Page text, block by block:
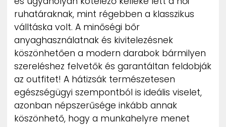
ruhatáraknak, mint régebben a klasszikus
válltáska volt. A minőségi bőr
anyaghasználatnak és kivitelezésnek
köszönhetően a modern darabok bármilyen
szereléshez felvetők és garantáltan feldobják
az outfitet! A hátizsák természetesen
egészségügyi szempontból is ideális viselet,
azonban népszerűsége inkább annak
köszönhető, hogy a munkahelyre menet